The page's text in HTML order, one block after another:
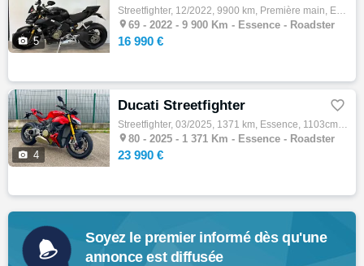
 5
Streetfighter, 12/2022, 9900 km, Première main, Essence, 1103cm³, Couleur noir, 16990 € Equipements : ABS,Financement & Assurance possibles…
 69 - 2022 - 9 900 Km - Essence - Roadster
16 990 €
 4
Ducati Streetfighter 
Streetfighter, 03/2025, 1371 km, Essence, 1103cm³, 23990 € Equipements : DUCATI STREETFIGHTER V4S 2025 Garantie constructeur Accessoires : …
 80 - 2025 - 1 371 Km - Essence - Roadster
23 990 €
Soyez le premier informé dès qu'une
annonce est diffusée